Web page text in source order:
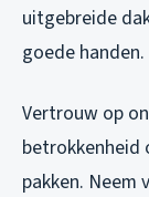
uitgebreide
goede handen.
Vertrouw op
betrokkenheid
pakken. Neem